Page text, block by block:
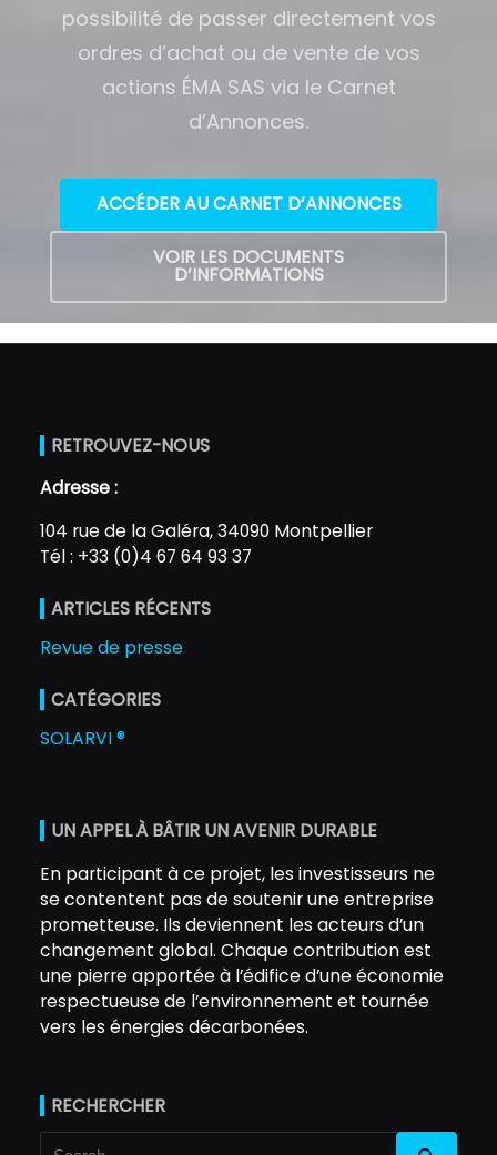
possibilité de passer directement vos
ordres d’achat ou de vente de vos
actions ÉMA SAS via le Carnet
d’Annonces.
ACCÉDER AU CARNET D’ANNONCES
VOIR LES DOCUMENTS
D’INFORMATIONS
RETROUVEZ-NOUS
Adresse :
104 rue de la Galéra, 34090 Montpellier
Tél : +33 (0)4 67 64 93 37
ARTICLES RÉCENTS
Revue de presse
CATÉGORIES
SOLARVI ®
UN APPEL À BÂTIR UN AVENIR DURABLE
En participant à ce projet, les investisseurs ne
se contentent pas de soutenir une entreprise
prometteuse. Ils deviennent les acteurs d’un
changement global. Chaque contribution est
une pierre apportée à l’édifice d’une économie
respectueuse de l’environnement et tournée
vers les énergies décarbonées.
RECHERCHER
Search